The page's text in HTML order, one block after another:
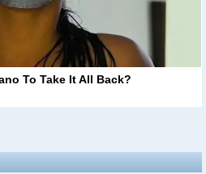
To Take It All Back?